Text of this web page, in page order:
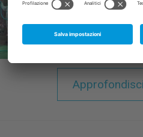
Succede di rado,
Golia. È la
allenata da
Approfondisci